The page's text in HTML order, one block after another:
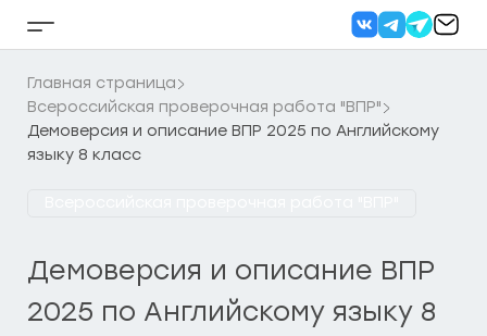
Кнопка
бокового
меню
Главная страница
Всероссийская проверочная работа "ВПР"
Демоверсия и описание ВПР 2025 по Английскому
языку 8 класс
Демоверсия и описание ВПР
2025 по Английскому языку 8